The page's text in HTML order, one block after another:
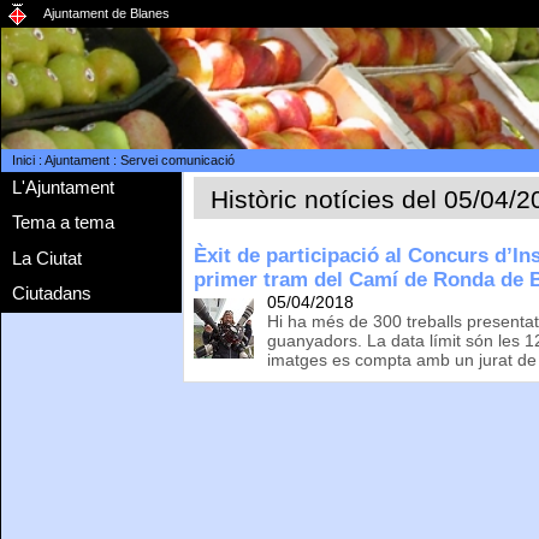
Ajuntament de Blanes
Inici: Ajuntament: Servei comunicació
L'Ajuntament
Tema a tema
La Ciutat
Ciutadans
Històric notícies del 05/04/
Èxit de participació al Concurs
primer tram del Camí de Ronda de
05/04/2018
Hi ha més de 300 treballs
guanyadors. La data límit són les
imatges es compta amb un jurat